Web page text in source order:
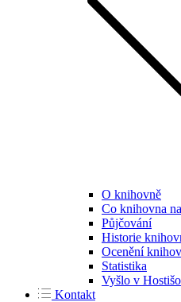
O knihovně
Co knihovna
Půjčování
Historie
Ocenění
Statistika
Vyšlo v
Kontakt